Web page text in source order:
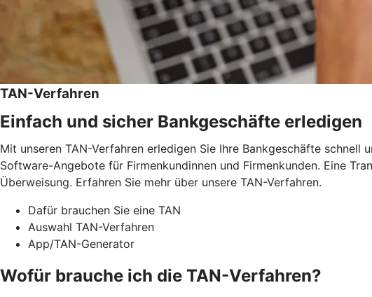
TAN-Verfahren
Einfach und sicher Bankgeschäfte erledigen
Mit unseren TAN-Verfahren erledigen Sie Ihre Bankgeschäfte
Software-Angebote für Firmenkundinnen und Firmenkunden. Eine
Überweisung. Erfahren Sie mehr über unsere TAN-Verfahren.
Dafür brauchen Sie eine TAN
Auswahl TAN-Verfahren
App/TAN-Generator
Wofür brauche ich die TAN-Verfahren?